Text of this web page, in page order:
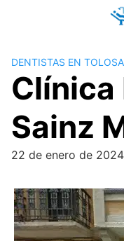
DENTISTAS EN TOLOSA
Clínica
Sainz
22 de enero de 2024